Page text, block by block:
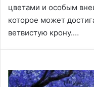
цветами и особым
которое может
ветвистую крону.…